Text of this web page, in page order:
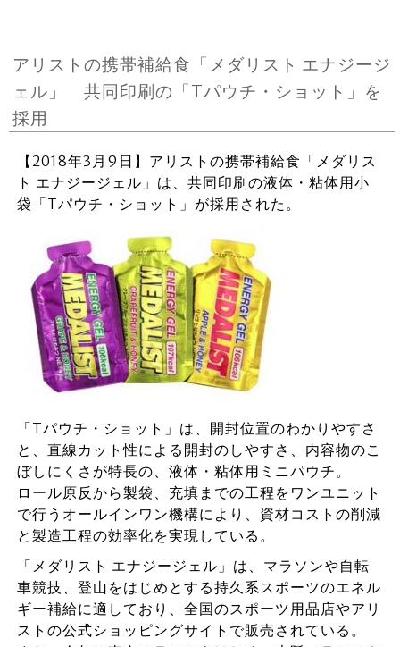
アリストの携帯補給食「メダリスト エナジージ
ェル」 共同印刷の「Tパウチ・ショット」を
採用
【2018年3月9日】アリストの携帯補給食「メダリス
ト エナジージェル」は、共同印刷の液体・粘体用小
袋「Tパウチ・ショット」が採用された。
「Tパウチ・ショット」は、開封位置のわかりやすさ
と、直線カット性による開封のしやすさ、内容物のこ
ぼしにくさが特長の、液体・粘体用ミニパウチ。
ロール原反から製袋、充填までの工程をワンユニット
で行うオールインワン機構により、資材コストの削減
と製造工程の効率化を実現している。
「メダリスト エナジージェル」は、マラソンや自転
車競技、登山をはじめとする持久系スポーツのエネル
ギー補給に適しており、全国のスポーツ用品店やアリ
ストの公式ショッピングサイトで販売されている。